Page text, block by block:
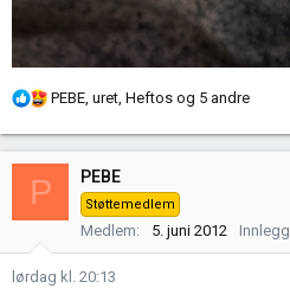
R
k
s
e
PEBE, uret, Heftos og 5 andre
P PEBE
Støttemedlem
Medlem 5. juni 2012 Innlegg
lørdag kl. 20:13